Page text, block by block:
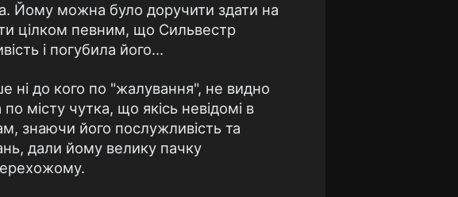
Йому можна було доручити здати на
цілком певним, що Сильвестр
і погубила його...
ні до кого по "жалування", не видно
місту чутка, що якісь невідомі в
знаючи його послужливість та
дали йому велику пачку